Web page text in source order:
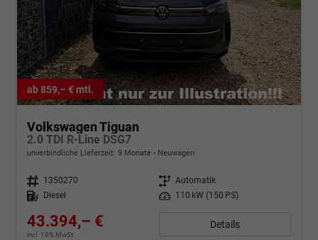
ab 859,– € mtl.
Volkswagen Tiguan
2.0 TDI R-Line DSG7
unverbindliche Lieferzeit: 9 Monate Neuwagen
Fahrzeugnr. 1350270 Getriebe Automatik
Kraftstoff
Diesel Leistung 110 kW (150 PS)
43.394,– €
incl. 19% MwSt.
Details